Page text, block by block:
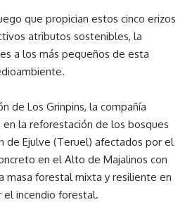
que propician estos cinco erizos
atributos sostenibles, la
a los más pequeños de esta
de Los Grinpins, la compañía
la reforestación de los bosques
de Ejulve (Teruel) afectados por el
en el Alto de Majalinos con
masa forestal mixta y resiliente en
incendio forestal.